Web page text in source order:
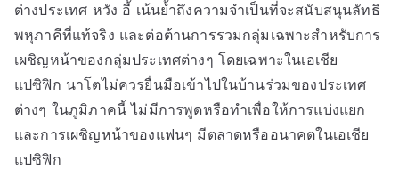
ต่างประเทศ หวัง อี้ เน้นย้ำถึงความจำเป็นที่จะสนับสนุนลัทธิ
พหุภาคีที่แท้จริง และต่อต้านการรวมกลุ่มเฉพาะสำหรับการ
เผชิญหน้าของกลุ่มประเทศต่างๆ โดยเฉพาะในเอเชีย
แปซิฟิก นาโตไม่ควรยื่นมือเข้าไปในบ้านร่วมของประเทศ
ต่างๆ ในภูมิภาคนี้ ไม่มีการพูดหรือทำเพื่อให้การแบ่งแยก
และการเผชิญหน้าของแฟนๆ มีตลาดหรืออนาคตในเอเชีย
แปซิฟิก